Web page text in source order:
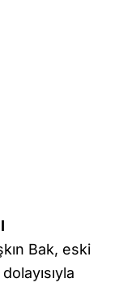
Bak, eski